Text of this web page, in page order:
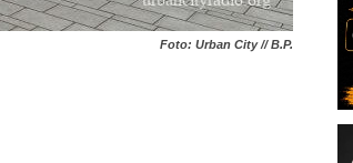
Foto: Urban City // B.P.